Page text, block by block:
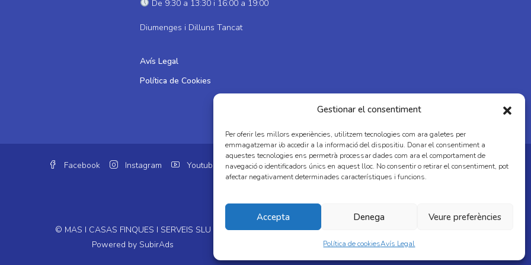
Gestionar el consentiment
Per oferir les millors experiències, utilitzem tecnologies com ara galetes per
emmagatzemar i/o accedir a la informació del dispositiu. Donar el consentiment a
aquestes tecnologies ens permetrà processar dades com ara el comportament de
navegació o identificadors únics en aquest lloc. No consentir o retirar el consentiment, pot
afectar negativament determinades característiques i funcions.
Accepta Denega Veure preferències
Política de cookiesAvís Legal
De 9:30 a 13:30 i 16:00 a 19:00
Diumenges i Dilluns Tancat
Avís Legal
Política de Cookies
Facebook Instagram Youtube
© MAS I CASAS FINQUES I SERVEIS SLU
Powered by SubirAds